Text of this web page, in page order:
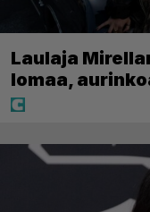
Laulaja
lomaa,